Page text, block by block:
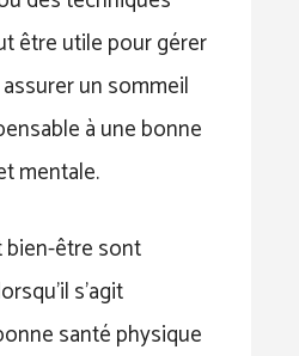
être utile pour gérer
un sommeil
à une bonne
mentale.
bien-être sont
s’agit
santé physique